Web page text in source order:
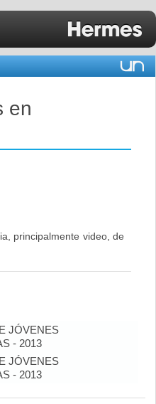
en
principalmente video, de
JÓVENES
- 2013
JÓVENES
- 2013